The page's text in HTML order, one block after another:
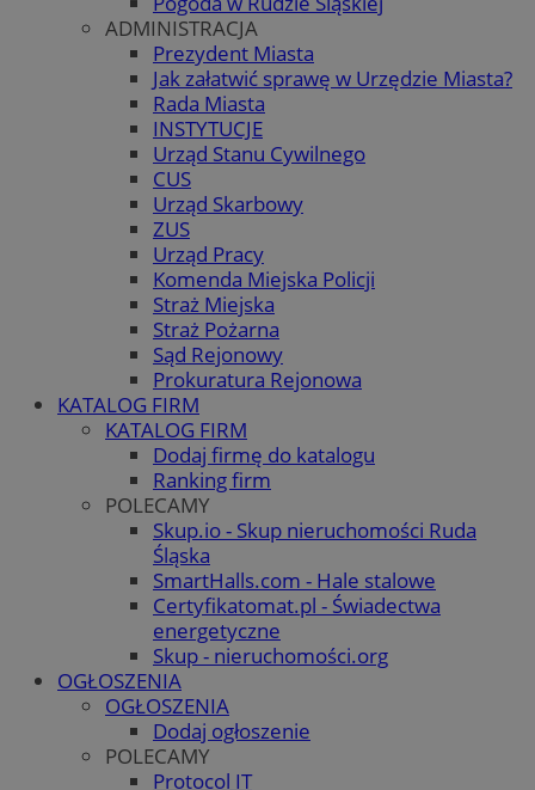
ADMINISTRACJA
Prezydent Miasta
Jak załatwić sprawę w Urzędzie Miasta?
Rada Miasta
INSTYTUCJE
Urząd Stanu Cywilnego
CUS
Urząd Skarbowy
ZUS
Urząd Pracy
Komenda Miejska Policji
Straż Miejska
Straż Pożarna
Sąd Rejonowy
Prokuratura Rejonowa
KATALOG FIRM
KATALOG FIRM
Dodaj firmę do katalogu
Ranking firm
POLECAMY
Skup.io - Skup nieruchomości Ruda
Śląska
SmartHalls.com - Hale stalowe
Certyfikatomat.pl - Świadectwa
energetyczne
Skup - nieruchomości.org
OGŁOSZENIA
OGŁOSZENIA
Dodaj ogłoszenie
POLECAMY
Protocol IT